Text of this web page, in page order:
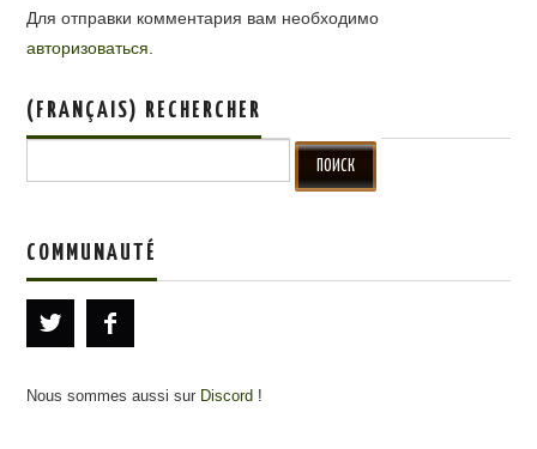
Для отправки комментария вам необходимо
авторизоваться
(FRANÇAIS) RECHERCHER
COMMUNAUTÉ
Nous sommes aussi sur Discord !